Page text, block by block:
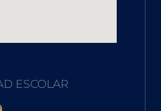
ESCOLAR